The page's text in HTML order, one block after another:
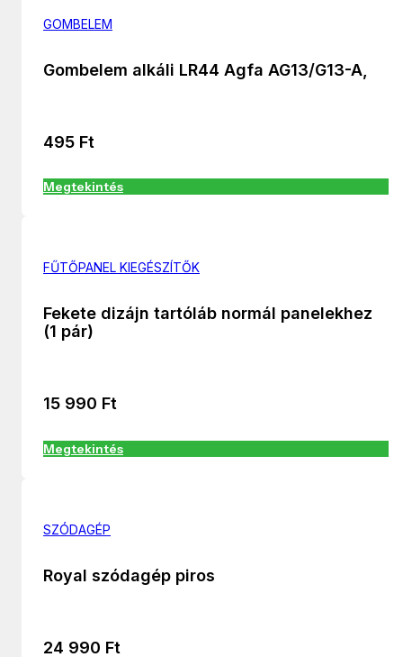
GOMBELEM
Gombelem alkáli LR44 Agfa AG13/G13-A,
495 Ft
Megtekintés
FŰTŐPANEL KIEGÉSZÍTŐK
Fekete dizájn tartóláb normál panelekhez
(1 pár)
15 990 Ft
Megtekintés
SZÓDAGÉP
Royal szódagép piros
24 990 Ft